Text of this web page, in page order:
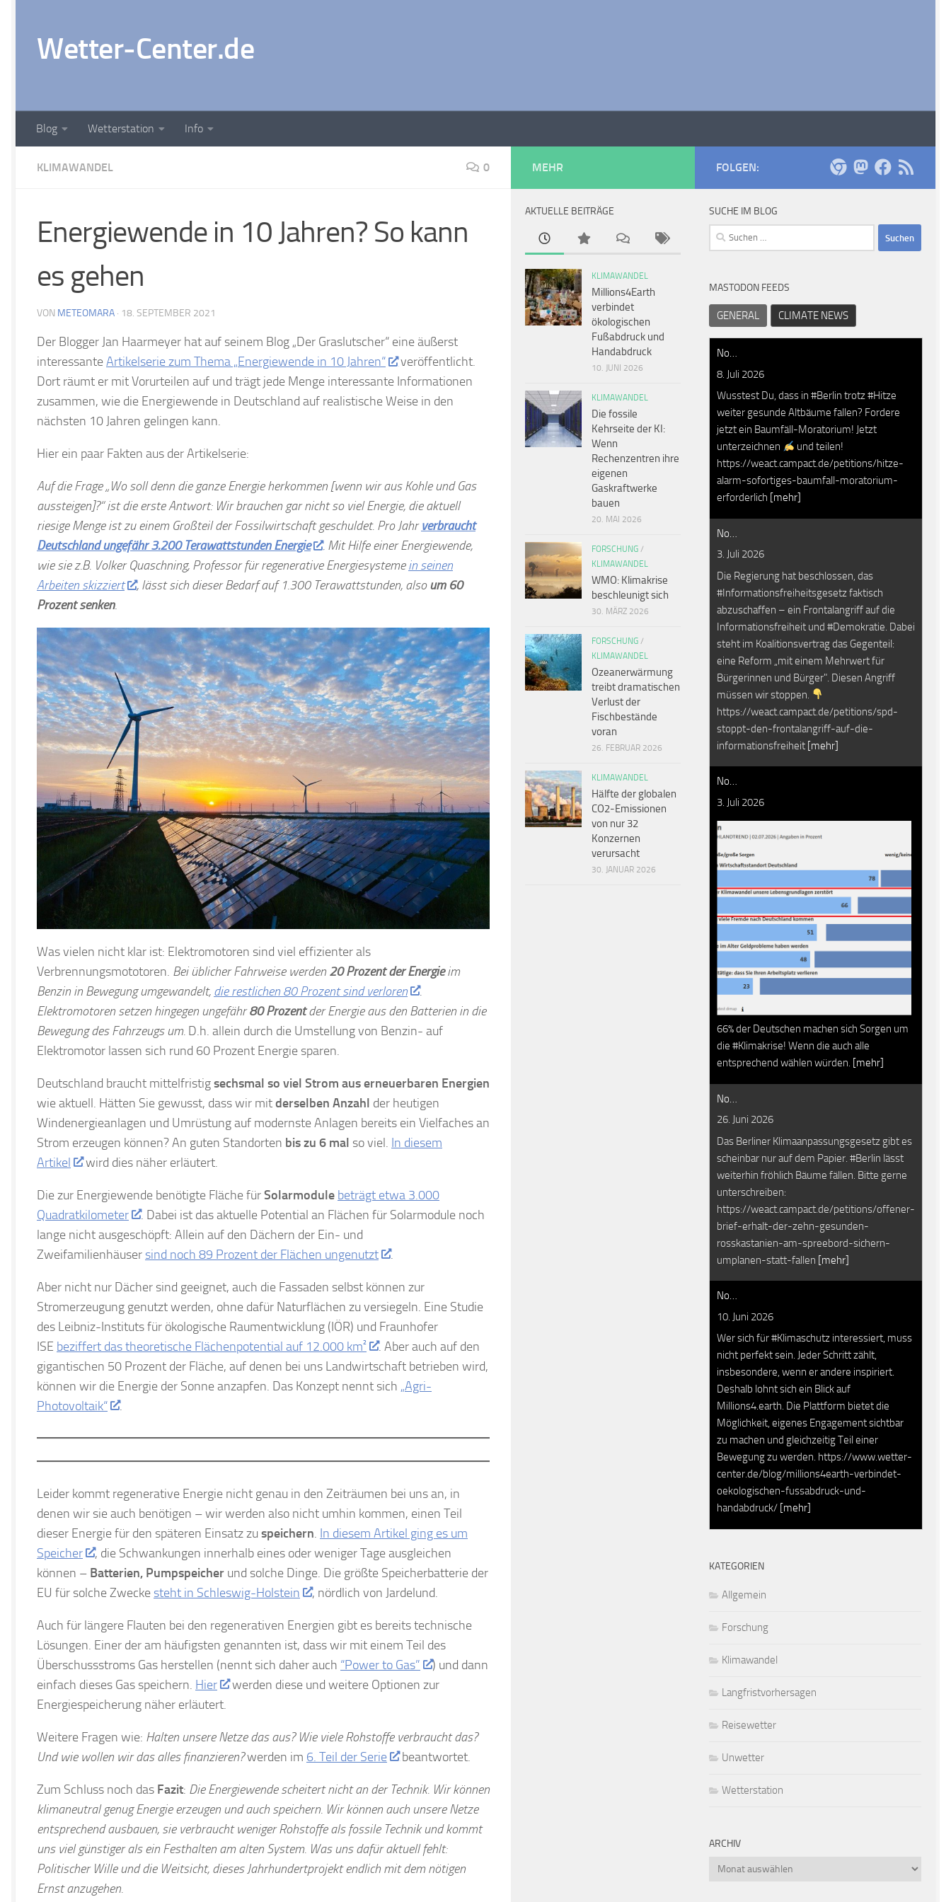
Wetter-Center.de
Blog Wetterstation Info
KLIMAWANDEL 0
Energiewende in 10 Jahren? So kann
es gehen
VON METEOMARA · 18. SEPTEMBER 2021
Der Blogger Jan Haarmeyer hat auf seinem Blog „Der Graslutscher“ eine äußerst
interessanteArtikelserie zum Thema „Energiewende in 10 Jahren“
veröffentlicht.
Dort räumt er mit Vorurteilen auf und trägt jede Menge interessante Informationen
zusammen, wie die Energiewende in Deutschland auf realistische Weise in den
nächsten 10 Jahren gelingen kann.
Hier ein paar Fakten aus der Artikelserie:
Auf die Frage „Wo soll denn die ganze Energie herkommen [wenn wir aus Kohle und Gas
aussteigen]?“ ist die erste Antwort: Wir brauchen gar nicht so viel Energie, die aktuell
riesige Menge ist zu einem Großteil der Fossilwirtschaft geschuldet. Pro Jahrverbraucht
Deutschland ungefähr 3.200 Terawattstunden Energie
. Mit Hilfe einer Energiewende,
wie sie z.B. Volker Quaschning, Professor für regenerative Energiesystemein seinen
Arbeiten skizziert
, lässt sich dieser Bedarf auf 1.300 Terawattstunden, alsoum 60
Prozent senken.
Was vielen nicht klar ist: Elektromotoren sind viel effizienter als
Verbrennungsmototoren. Bei üblicher Fahrweise werden 20 Prozent der Energieim
Benzin in Bewegung umgewandelt, die restlichen 80 Prozent sind verloren
.
Elektromotoren setzen hingegen ungefähr80 Prozentder Energie aus den Batterien in die
Bewegung des Fahrzeugs um. D.h. allein durch die Umstellung von Benzin- auf
Elektromotor lassen sich rund 60 Prozent Energie sparen.
Deutschland braucht mittelfristigsechsmal so viel Strom aus erneuerbaren Energien
wie aktuell. Hätten Sie gewusst, dass wir mitderselben Anzahl der heutigen
Windenergieanlagen und Umrüstung auf modernste Anlagen bereits ein Vielfaches an
Strom erzeugen können? An guten Standorten bis zu 6 mal so viel. In diesem
Artikel
wird dies näher erläutert.
Die zur Energiewende benötigte Fläche fürSolarmodule beträgt etwa 3.000
Quadratkilometer
. Dabei ist das aktuelle Potential an Flächen für Solarmodule noch
lange nicht ausgeschöpft: Allein auf den Dächern der Ein- und
Zweifamilienhäuser sind noch 89 Prozent der Flächen ungenutzt .
Aber nicht nur Dächer sind geeignet, auch die Fassaden selbst können zur
Stromerzeugung genutzt werden, ohne dafür Naturflächen zu versiegeln. Eine Studie
des Leibniz-Instituts für ökologische Raumentwicklung (IÖR) und Fraunhofer
ISE beziffert das theoretische Flächenpotential auf 12.000 km²
. Aber auch auf den
gigantischen 50 Prozent der Fläche, auf denen bei uns Landwirtschaft betrieben wird,
können wir die Energie der Sonne anzapfen. Das Konzept nennt sich „Agri-
Photovoltaik“
.
Leider kommt regenerative Energie nicht genau in den Zeiträumen bei uns an, in
denen wir sie auch benötigen – wir werden also nicht umhin kommen, einen Teil
dieser Energie für den späteren Einsatz zu speichern. In diesem Artikel ging es um
Speicher
, die Schwankungen innerhalb eines oder weniger Tage ausgleichen
können – Batterien, Pumpspeicher und solche Dinge. Die größte Speicherbatterie der
EU für solche Zwecke steht in Schleswig-Holstein , nördlich von Jardelund.
Auch für längere Flauten bei den regenerativen Energien gibt es bereits technische
Lösungen. Einer der am häufigsten genannten ist, dass wir mit einem Teil des
Überschussstroms Gas herstellen (nennt sich daher auch “Power to Gas”
) und dann
einfach dieses Gas speichern. Hier
werden diese und weitere Optionen zur
Energiespeicherung näher erläutert.
Weitere Fragen wie: Halten unsere Netze das aus? Wie viele Rohstoffe verbraucht das?
Und wie wollen wir das alles finanzieren?werden im 6. Teil der Serie beantwortet.
Zum Schluss noch das Fazit: Die Energiewende scheitert nicht an der Technik. Wir können
klimaneutral genug Energie erzeugen und auch speichern. Wir können auch unsere Netze
entsprechend ausbauen, sie verbraucht weniger Rohstoffe als fossile Technik und kommt
uns viel günstiger als ein Festhalten am alten System. Was uns dafür aktuell fehlt:
Politischer Wille und die Weitsicht, dieses Jahrhundertprojekt endlich mit dem nötigen
Ernst anzugehen.
FOLGEN:
SUCHE IM BLOG
Suchen
nach:
MASTODON FEEDS
GENERAL CLIMATE NEWS
No…
8. Juli 2026
Wusstest Du, dass in #Berlin trotz #Hitze
weiter gesunde Altbäume fallen? Fordere
jetzt ein Baumfäll-Moratorium! Jetzt
unterzeichnen
und teilen!
https://weact.campact.de/petitions/hitze-
alarm-sofortiges-baumfall-moratorium-
erforderlich [mehr]
No…
3. Juli 2026
Die Regierung hat beschlossen, das
#Informationsfreiheitsgesetz faktisch
abzuschaffen – ein Frontalangriff auf die
Informationsfreiheit und #Demokratie. Dabei
steht im Koalitionsvertrag das Gegenteil:
eine Reform „mit einem Mehrwert für
Bürgerinnen und Bürger". Diesen Angriff
müssen wir stoppen.
https://weact.campact.de/petitions/spd-
stoppt-den-frontalangriff-auf-die-
informationsfreiheit [mehr]
No…
3. Juli 2026
66% der Deutschen machen sich Sorgen um
die #Klimakrise! Wenn die auch alle
entsprechend wählen würden. [mehr]
No…
26. Juni 2026
Das Berliner Klimaanpassungsgesetz gibt es
scheinbar nur auf dem Papier. #Berlin lässt
weiterhin fröhlich Bäume fällen. Bitte gerne
unterschreiben:
https://weact.campact.de/petitions/offener-
brief-erhalt-der-zehn-gesunden-
rosskastanien-am-spreebord-sichern-
umplanen-statt-fallen [mehr]
No…
10. Juni 2026
Wer sich für #Klimaschutz interessiert, muss
nicht perfekt sein. Jeder Schritt zählt,
insbesondere, wenn er andere inspiriert.
Deshalb lohnt sich ein Blick auf
Millions4.earth. Die Plattform bietet die
Möglichkeit, eigenes Engagement sichtbar
zu machen und gleichzeitig Teil einer
Bewegung zu werden. https://www.wetter-
center.de/blog/millions4earth-verbindet-
oekologischen-fussabdruck-und-
handabdruck/ [mehr]
KATEGORIEN
Allgemein
Forschung
Klimawandel
Langfristvorhersagen
Reisewetter
Unwetter
Wetterstation
ARCHIV
Archiv
MEHR
AKTUELLE BEITRÄGE
KLIMAWANDEL
Millions4Earth
verbindet
ökologischen
Fußabdruck und
Handabdruck
10. JUNI 2026
KLIMAWANDEL
Die fossile
Kehrseite der KI:
Wenn
Rechenzentren ihre
eigenen
Gaskraftwerke
bauen
20. MAI 2026
FORSCHUNG /
KLIMAWANDEL
WMO: Klimakrise
beschleunigt sich
30. MÄRZ 2026
FORSCHUNG /
KLIMAWANDEL
Ozeanerwärmung
treibt dramatischen
Verlust der
Fischbestände
voran
26. FEBRUAR 2026
KLIMAWANDEL
Hälfte der globalen
CO2-Emissionen
von nur 32
Konzernen
verursacht
30. JANUAR 2026